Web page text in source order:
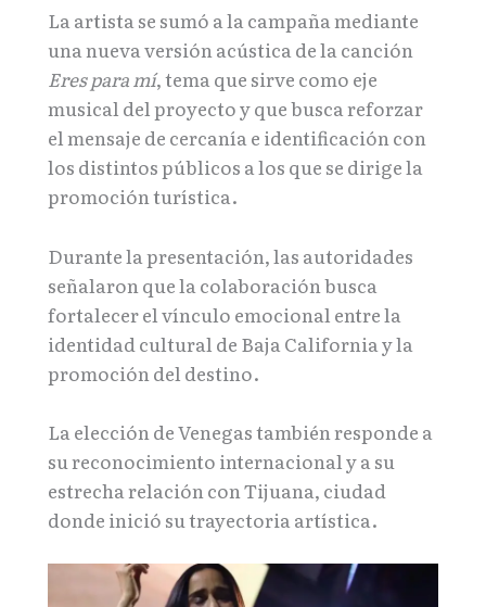
La artista se sumó a la campaña mediante
una nueva versión acústica de la canción
Eres para mí, tema que sirve como eje
musical del proyecto y que busca reforzar
el mensaje de cercanía e identificación con
los distintos públicos a los que se dirige la
promoción turística.
Durante la presentación, las autoridades
señalaron que la colaboración busca
fortalecer el vínculo emocional entre la
identidad cultural de Baja California y la
promoción del destino.
La elección de Venegas también responde a
su reconocimiento internacional y a su
estrecha relación con Tijuana, ciudad
donde inició su trayectoria artística.